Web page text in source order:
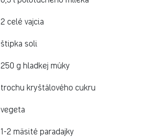
2 celé vajcia
štipka soli
250 g hladkej múky
trochu kryštálového cukru
vegeta
1-2 mäsité paradajky